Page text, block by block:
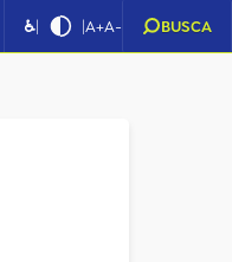
♿| |A+A- BUSCA